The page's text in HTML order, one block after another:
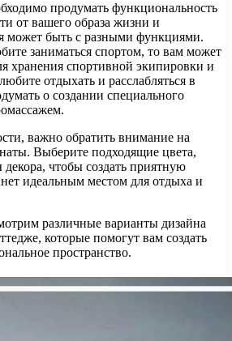
продумать функциональность
от вашего образа жизни и
может быть с разными функциями.
заниматься спортом, то вам может
хранения спортивной экипировки и
отдыхать и расслабляться в
о создании специального
важно обратить внимание на
Выберите подходящие цвета,
чтобы создать приятную
идеальным местом для отдыха и
различные варианты дизайна
которые помогут вам создать
пространство.